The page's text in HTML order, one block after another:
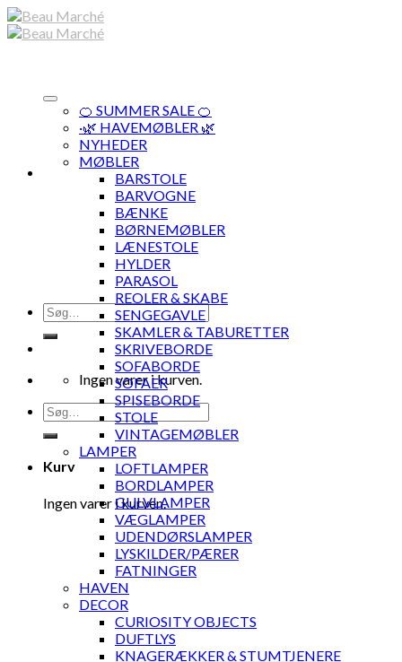
Skip
to
Søg
efter:
Ingen varer i kurven.
Søg
efter:
Kurv
Ingen varer i kurven.
🍊 SUMMER SALE 🍊
·🌿 HAVEMØBLER 🌿
NYHEDER
MØBLER
BARSTOLE
BARVOGNE
BÆNKE
BØRNEMØBLER
LÆNESTOLE
HYLDER
PARASOL
REOLER & SKABE
SENGEGAVLE
SKAMLER & TABURETTER
SKRIVEBORDE
SOFABORDE
SOFAER
SPISEBORDE
STOLE
VINTAGEMØBLER
LAMPER
LOFTLAMPER
BORDLAMPER
GULVLAMPER
VÆGLAMPER
UDENDØRSLAMPER
LYSKILDER/PÆRER
FATNINGER
HAVEN
DECOR
CURIOSITY OBJECTS
DUFTLYS
KNAGERÆKKER & STUMTJENERE